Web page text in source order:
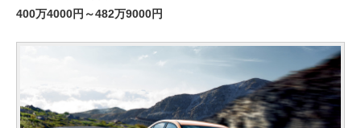
400万4000円～482万9000円